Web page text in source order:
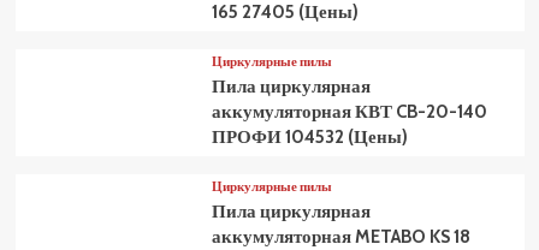
165 27405 (Цены)
Циркулярные пилы
Пила циркулярная
аккумуляторная КВТ CB-20-140
ПРОФИ 104532 (Цены)
Циркулярные пилы
Пила циркулярная
аккумуляторная METABO KS 18